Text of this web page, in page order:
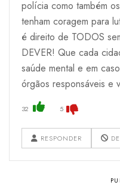
polícia como também
tenham coragem para
é direito de TODOS
DEVER! Que cada
saúde mental e em
órgãos responsáveis e
32 5
RESPONDER